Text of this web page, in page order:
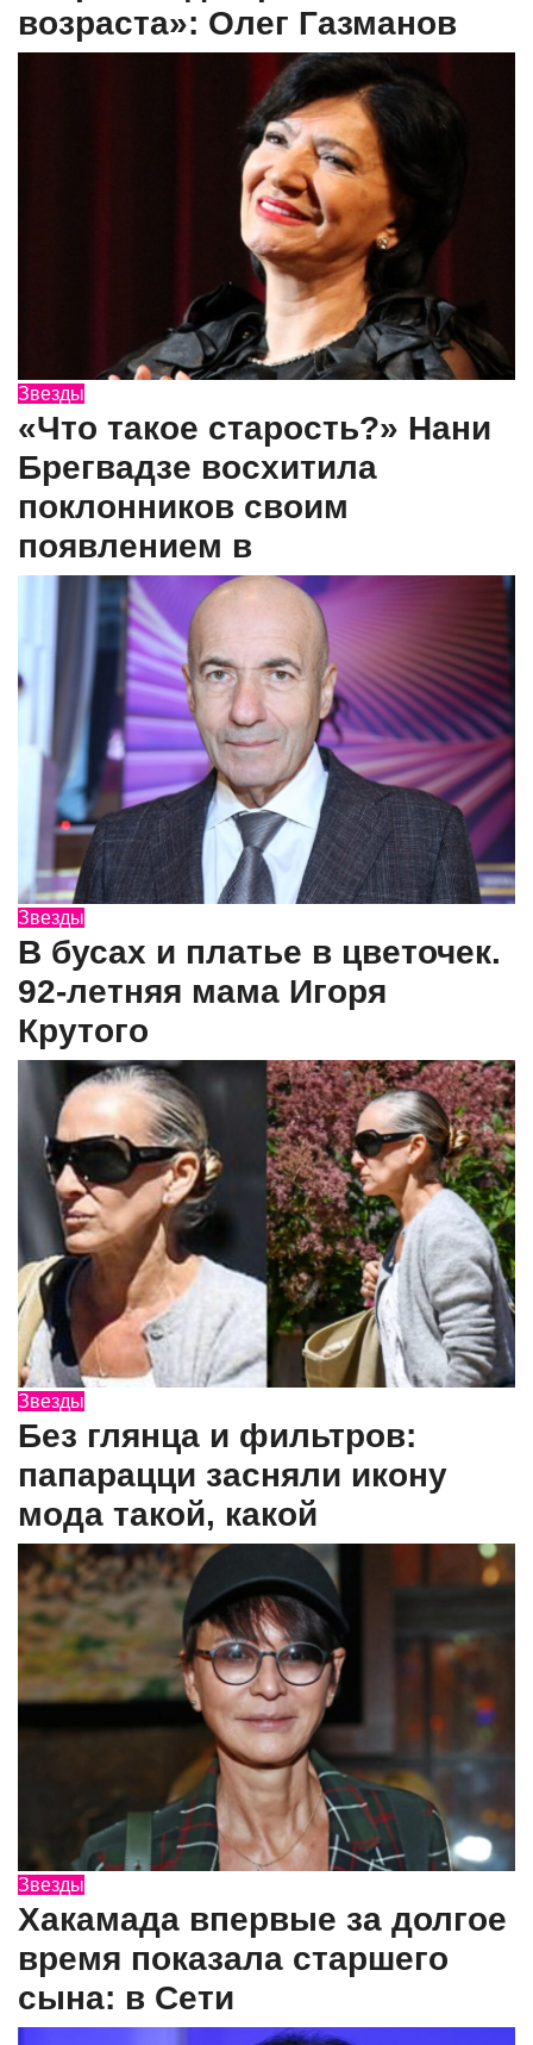
возраста»: Олег Газманов
Звезды
«Что такое старость?» Нани
Брегвадзе восхитила
поклонников своим
появлением в
Звезды
В бусах и платье в цветочек.
92-летняя мама Игоря
Крутого
Звезды
Без глянца и фильтров:
папарацци засняли икону
мода такой, какой
Звезды
Хакамада впервые за долгое
время показала старшего
сына: в Сети